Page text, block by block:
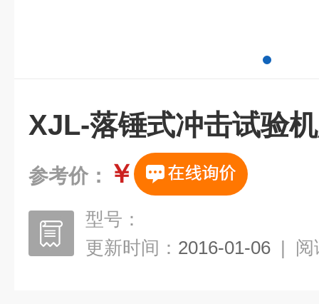
XJL-落锤式冲击试验
参考价： ￥
型号：
更新时间： 2016-01-06 | 阅